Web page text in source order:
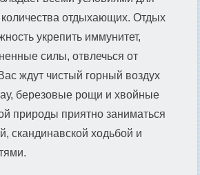
отдыхающих. Отдых
укрепить иммунитет,
силы, отвлечься от
ждут чистый горный воздух
березовые рощи и хвойные
природы приятно заниматься
скандинавской ходьбой и